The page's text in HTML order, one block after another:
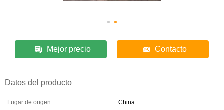
Mejor precio Contacto
Datos del producto
Lugar de origen:
China